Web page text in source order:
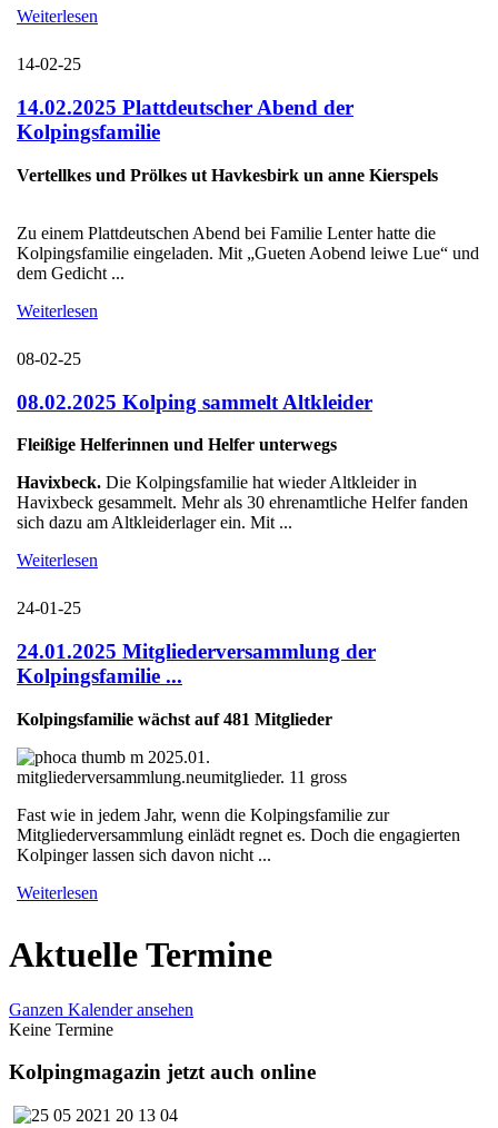
Weiterlesen
14-02-25
14.02.2025 Plattdeutscher Abend der
Kolpingsfamilie
Vertellkes und Prölkes ut Havkesbirk un anne Kierspels
Zu einem Plattdeutschen Abend bei Familie Lenter hatte die
Kolpingsfamilie eingeladen. Mit „Gueten Aobend leiwe Lue“ und
dem Gedicht ...
Weiterlesen
08-02-25
08.02.2025 Kolping sammelt Altkleider
Fleißige Helferinnen und Helfer unterwegs
Havixbeck. Die Kolpingsfamilie hat wieder Altkleider in
Havixbeck gesammelt. Mehr als 30 ehrenamtliche Helfer fanden
sich dazu am Altkleiderlager ein. Mit ...
Weiterlesen
24-01-25
24.01.2025 Mitgliederversammlung der
Kolpingsfamilie ...
Kolpingsfamilie wächst auf 481 Mitglieder
Fast wie in jedem Jahr, wenn die Kolpingsfamilie zur
Mitgliederversammlung einlädt regnet es. Doch die engagierten
Kolpinger lassen sich davon nicht ...
Weiterlesen
Aktuelle Termine
Ganzen Kalender ansehen
Keine Termine
Kolpingmagazin jetzt auch online